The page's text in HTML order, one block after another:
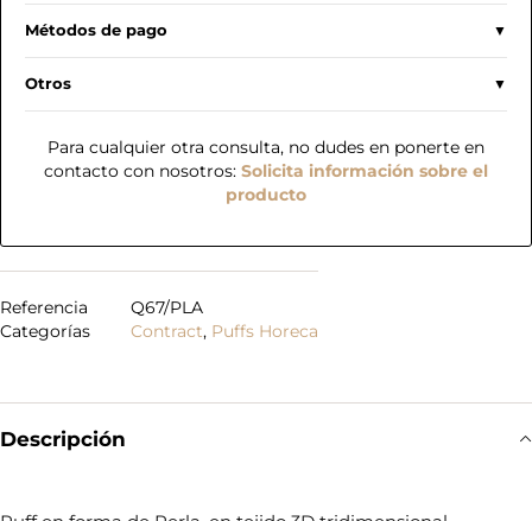
Métodos de pago
Otros
Para cualquier otra consulta, no dudes en ponerte en
contacto con nosotros: Solicita información sobre el
producto
Referencia
Q67/PLA
Categorías
Contract, Puffs Horeca
Descripción